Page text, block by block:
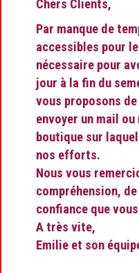
Chers Clients,
Par manque de
accessibles pour
nécessaire pour
jour à la fin du
vous proposons
envoyer un mail
boutique sur
nos efforts.
Nous vous
compréhension,
confiance que
A très vite,
Emilie et son